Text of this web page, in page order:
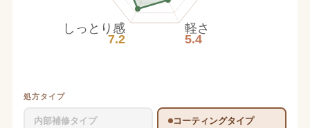
軽さ
5.4
しっとり感
7.2
処方タイプ
内部補修タイプ コーティングタイプ